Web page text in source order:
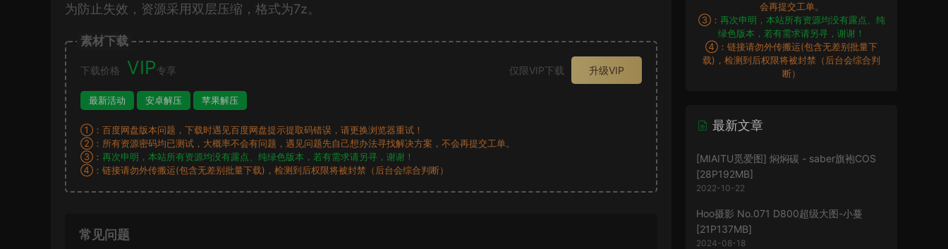
为防止失效，资源采用双层压缩，格式为7z。
素材下载
下载价格 VIP 专享 仅限VIP下载 升级VIP
最新活动 安卓解压 苹果解压
①：百度网盘版本问题，下载时遇见百度网盘提示提取码错误，请更换浏览器重试！
②：所有资源密码均已测试，大概率不会有问题，遇见问题先自己想办法寻找解决方案，不会再提交工单。
③： 再次申明，本站所有资源均没有露点、纯绿色版本，若有需求请另寻，谢谢！
④：链接请勿外传搬运(包含无差别批量下载)，检测到后权限将被封禁（后台会综合判断）
常见问题
会再提交工单。
③： 再次申明，本站所有资源均没有露点、纯
绿色版本，若有需求请另寻，谢谢！
④：链接请勿外传搬运(包含无差别批量下
载)，检测到后权限将被封禁（后台会综合判
断）
最新文章
[MIAITU觅爱图] 焖焖碳 - saber旗袍COS
[28P192MB]
2022-10-22
Hoo摄影 No.071 D800超级大图-小蔓
[21P137MB]
2024-08-18